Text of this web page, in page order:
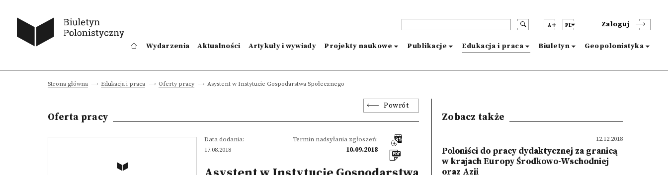
A PL Zaloguj
Wydarzenia Aktualności Artykuły i wywiady Projekty naukowe Publikacje Edukacja i praca Biuletyn Geopolonistyka
Strona główna Edukacja i praca Oferty pracy Asystent w Instytucie Gospodarstwa Społecznego
Powrót
Oferta pracy
Data dodania:
17.08.2018
Termin nadsyłania zgłoszeń:
10.09.2018
Zobacz także
12.12.2018
Poloniści do pracy dydaktycznej za granicą
w krajach Europy Środkowo-Wschodniej
oraz Azji